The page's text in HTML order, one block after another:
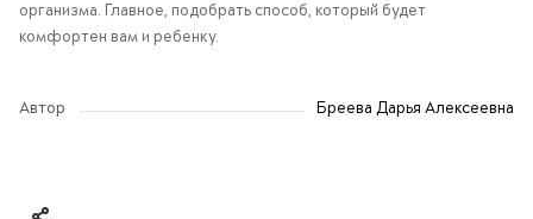
организма. Главное, подобрать способ, который будет
комфортен вам и ребенку.
Автор Бреева Дарья Алексеевна